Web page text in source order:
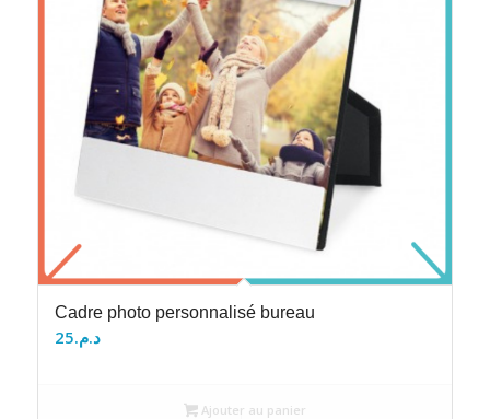
Cadre photo personnalisé bureau
د.م.25
Ajouter au panier